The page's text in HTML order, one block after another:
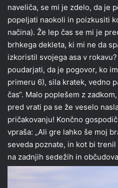
naveliča, se mi je zdelo, da je
popeljati naokoli in poizkusiti
načina). Že lep čas se mi je
brhkega dekleta, ki mi ne da
izkoristil svojega asa v
poudarjati, da je pogovor, ko
primeru 6), sila kratek, vedno
čas“. Malo poplešem z
pred vrati pa se že veselo
pričakovanju! Končno
vpraša: „Ali gre lahko še moj
seveda poznate, in kot bi
na zadnjih sedežih in